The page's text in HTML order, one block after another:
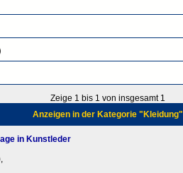
Zeige 1 bis 1 von insgesamt 1
Anzeigen in der Kategorie "Kleidung"
in Kunstleder